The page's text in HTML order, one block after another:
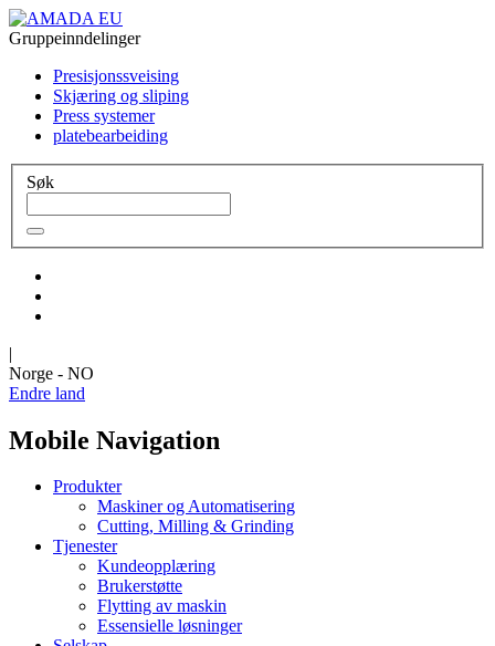
Gruppeinndelinger
Presisjonssveising
Skjæring og sliping
Press systemer
platebearbeiding
Søk
|
Norge - NO
Endre land
Mobile Navigation
Produkter
Maskiner og Automatisering
Cutting, Milling & Grinding
Tjenester
Kundeopplæring
Brukerstøtte
Flytting av maskin
Essensielle løsninger